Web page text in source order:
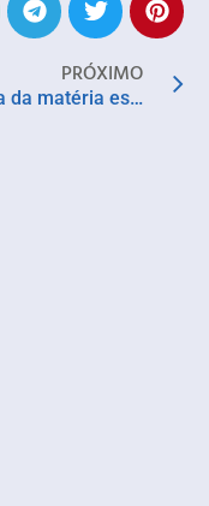
PRÓXIMO
Enigma da matéria escura: portais secretos nos conectam ao lado oculto do Universo?